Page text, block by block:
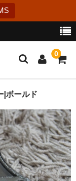
0
|ボールド